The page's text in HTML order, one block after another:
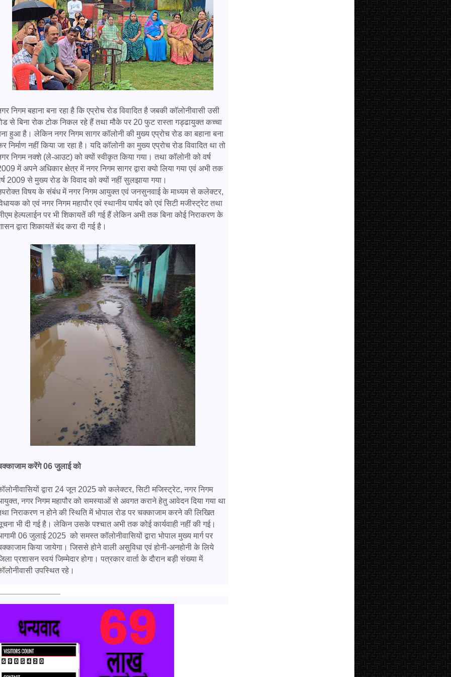
निगम बहाना बना रहा है कि एप्रोच रोड विवादित है जबकी कॉलोनीवासी उसी
से बिना रोक टोक निकल रहे हैं तथा मौके पर 20 फुट रास्ता गड्ढायुक्त कच्चा
हुआ है। लेकिन नगर निगम सागर कॉलोनी की मुख्य एप्रोच रोड का बहाना बना
निर्माण नहीं किया जा रहा है। यदि कॉलोनी का मुख्य एप्रोच रोड विवादित था तो
निगम नक्शे (ले-आउट) को क्यों स्वीकृत किया गया। तथा कॉलोनी को वर्ष
में अपने अधिकार क्षेत्र में नगर निगम सागर द्वारा क्यो लिया गया एवं अभी तक
2009 से मुख्य रोड के विवाद को क्यों नहीं सुलझाया गया।
विषय के संबंध में नगर निगम आयुक्त एवं जनसुनवाई के माध्यम से कलेक्टर,
को एवं नगर निगम महापौर एवं स्थानीय पार्षद को एवं सिटी मजीस्ट्रेट तथा
हेल्पलाईन पर भी शिकायतें की गई हैं लेकिन अभी तक बिना कोई निराकरण के
द्वारा शिकायतें बंद करा दी गई है।
करेंगे 06 जुलाई को
द्वारा 24 जून 2025 को कलेक्टर, सिटी मजिस्ट्रेट, नगर निगम
नगर निगम महापौर को समस्याओं से अवगत कराने हेतु आवेदन दिया गया था
निराकरण न होने की स्थिति में भोपाल रोड पर चक्काजाम करने की लिखित
भी दी गई है। लेकिन उसके पश्चात अभी तक कोई कार्यवाही नहीं की गई।
06 जुलाई 2025 को समस्त कॉलोनीवासियों द्वारा भोपाल मुख्य मार्ग पर
किया जायेगा। जिससे होने वाली असुविधा एवं होनी-अनहोनी के लिये
प्रशासन स्वयं जिम्मेदार होगा। पत्रकार वार्ता के दौरान बड़ी संख्या में
उपस्थित रहे।